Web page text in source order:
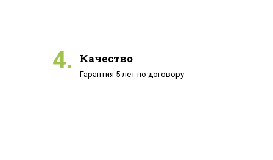
4. Качество
Гарантия 5 лет по договору